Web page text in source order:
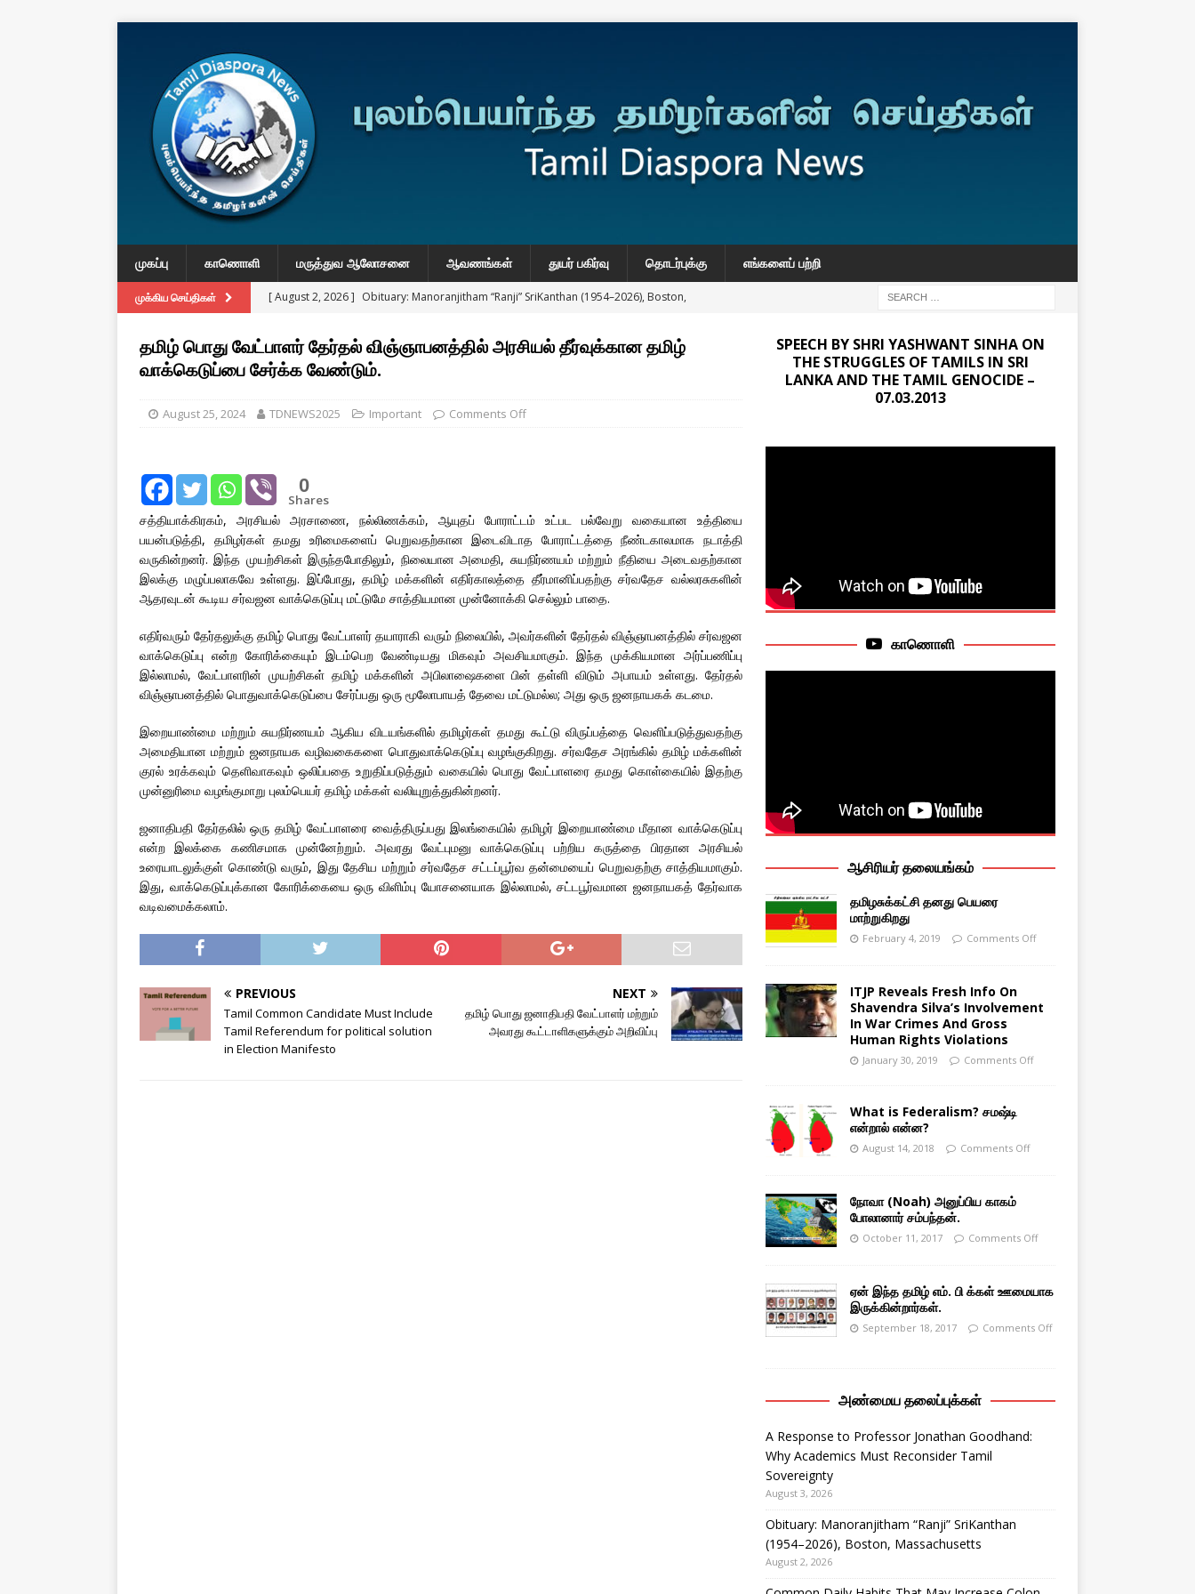
முகப்பு காணொளி மருத்துவ ஆலோசனை ஆவணங்கள் துயர் பகிர்வு தொடர்புக்கு எங்களைப் பற்றி
முக்கிய செய்திகள் [ August 2, 2026 ] Obituary: Manoranjitham “Ranji” SriKanthan (1954–2026), Boston,
[ August 2, 2026 ] Common Daily Habits That May Increase Colon Cancer Risk
[ August 1, 2026 ] New Video: Fact Check on Dr. Devanesan Nesiah’s Remarks
[ July 30, 2026 ]
வலியுறுத்துகிறது
[ August 3, 2026 ] A Response to Professor Jonathan Goodhand: Why Academics Must
Reconsider Tamil Sovereignty
IMPORTANT
தமிழ் பொது வேட்பாளர் தேர்தல் விஞ்ஞாபனத்தில் அரசியல் தீர்வுக்கான தமிழ்
வாக்கெடுப்பை சேர்க்க வேண்டும்.
August 25, 2024 TDNEWS2025 Important Comments Off
0
Shares
சத்தியாக்கிரகம், அரசியல் அரசாணை, நல்லிணக்கம், ஆயுதப் போராட்டம் உட்பட பல்வேறு வகையான உத்தியை
பயன்படுத்தி, தமிழர்கள் தமது உரிமைகளைப் பெறுவதற்கான இடைவிடாத போராட்டத்தை நீண்டகாலமாக நடாத்தி
வருகின்றனர். இந்த முயற்சிகள் இருந்தபோதிலும், நிலையான அமைதி, சுயநிர்ணயம் மற்றும் நீதியை அடைவதற்கான
இலக்கு மழுப்பலாகவே உள்ளது. இப்போது, ​​தமிழ் மக்களின் எதிர்காலத்தை தீர்மானிப்பதற்கு சர்வதேச வல்லரசுகளின்
ஆதரவுடன் கூடிய சர்வஜன வாக்கெடுப்பு மட்டுமே சாத்தியமான முன்னோக்கி செல்லும் பாதை.
எதிர்வரும் தேர்தலுக்கு தமிழ் பொது வேட்பாளர் தயாராகி வரும் நிலையில், அவர்களின் தேர்தல் விஞ்ஞாபனத்தில் சர்வஜன
வாக்கெடுப்பு என்ற கோரிக்கையும் இடம்பெற வேண்டியது மிகவும் அவசியமாகும். இந்த முக்கியமான அர்ப்பணிப்பு
இல்லாமல், வேட்பாளரின் முயற்சிகள் தமிழ் மக்களின் அபிலாஷைகளை பின் தள்ளி விடும் அபாயம் உள்ளது. தேர்தல்
விஞ்ஞாபனத்தில் பொதுவாக்கெடுப்பை சேர்ப்பது ஒரு மூலோபாயத் தேவை மட்டுமல்ல; அது ஒரு ஜனநாயகக் கடமை.
இறையாண்மை மற்றும் சுயநிர்ணயம் ஆகிய விடயங்களில் தமிழர்கள் தமது கூட்டு விருப்பத்தை வெளிப்படுத்துவதற்கு
அமைதியான மற்றும் ஜனநாயக வழிவகைகளை பொதுவாக்கெடுப்பு வழங்குகிறது. சர்வதேச அரங்கில் தமிழ் மக்களின்
குரல் உரக்கவும் தெளிவாகவும் ஒலிப்பதை உறுதிப்படுத்தும் வகையில் பொது வேட்பாளரை தமது கொள்கையில் இதற்கு
முன்னுரிமை வழங்குமாறு புலம்பெயர் தமிழ் மக்கள் வலியுறுத்துகின்றனர்.
ஜனாதிபதி தேர்தலில் ஒரு தமிழ் வேட்பாளரை வைத்திருப்பது இலங்கையில் தமிழர் இறையாண்மை மீதான வாக்கெடுப்பு
என்ற இலக்கை கணிசமாக முன்னேற்றும். அவரது வேட்புமனு வாக்கெடுப்பு பற்றிய கருத்தை பிரதான அரசியல்
உரையாடலுக்குள் கொண்டு வரும், இது தேசிய மற்றும் சர்வதேச சட்டப்பூர்வ தன்மையைப் பெறுவதற்கு சாத்தியமாகும்.
இது, வாக்கெடுப்புக்கான கோரிக்கையை ஒரு விளிம்பு யோசனையாக இல்லாமல், சட்டபூர்வமான ஜனநாயகத் தேர்வாக
வடிவமைக்கலாம்.
PREVIOUS
Tamil Common Candidate Must Include
Tamil Referendum for political solution
in Election Manifesto
NEXT
தமிழ் பொது ஜனாதிபதி வேட்பாளர் மற்றும்
அவரது கூட்டாளிகளுக்கும் அறிவிப்பு
SPEECH BY SHRI YASHWANT SINHA ON
THE STRUGGLES OF TAMILS IN SRI
LANKA AND THE TAMIL GENOCIDE –
07.03.2013
காணொளி
ஆசிரியர் தலையங்கம்
தமிழசுக்கட்சி தனது பெயரை
மாற்றுகிறது
February 4, 2019 Comments Off
ITJP Reveals Fresh Info On
Shavendra Silva’s Involvement
In War Crimes And Gross
Human Rights Violations
January 30, 2019 Comments Off
What is Federalism? சமஷ்டி
என்றால் என்ன?
August 14, 2018 Comments Off
நோவா (Noah) அனுப்பிய காகம்
போலானார் சம்பந்தன்.
October 11, 2017 Comments Off
ஏன் இந்த தமிழ் எம். பி க்கள் ஊமையாக
இருக்கின்றார்கள்.
September 18, 2017 Comments Off
அண்மைய தலைப்புக்கள்
A Response to Professor Jonathan Goodhand:
Why Academics Must Reconsider Tamil
Sovereignty
August 3, 2026
Obituary: Manoranjitham “Ranji” SriKanthan
(1954–2026), Boston, Massachusetts
August 2, 2026